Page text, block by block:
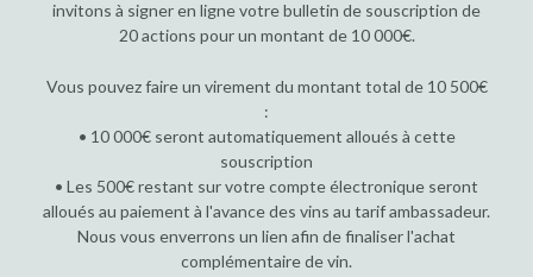
invitons à signer en ligne votre bulletin de souscription de
20 actions pour un montant de 10 000€.
Vous pouvez faire un virement du montant total de 10 500€
:
• 10 000€ seront automatiquement alloués à cette
souscription
• Les 500€ restant sur votre compte électronique seront
alloués au paiement à l'avance des vins au tarif ambassadeur.
Nous vous enverrons un lien afin de finaliser l'achat
complémentaire de vin.